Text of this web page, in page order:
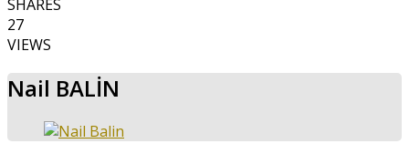
SHARES
27
VIEWS
Nail BALİN